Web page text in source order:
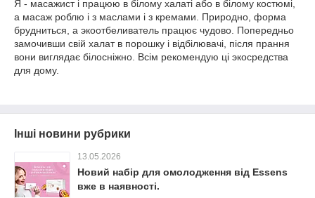
Я - масажист і працюю в білому халаті або в білому костюмі,
а масаж роблю і з маслами і з кремами. Природно, форма
брудниться, а экоотбеливатель працює чудово. Попередньо
замочивши свій халат в порошку і відбілювачі, після прання
вони виглядає білосніжно. Всім рекомендую ці экосредства
для дому.
Інші новини рубрики
13.05.2026
Новий набiр для омолодження вiд Essens
вже в наявностi.